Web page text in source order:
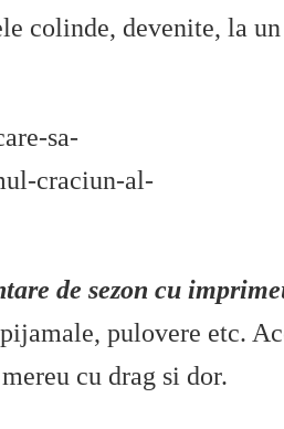
colinde, devenite, la
de sezon cu
pulovere etc.
cu drag si dor.